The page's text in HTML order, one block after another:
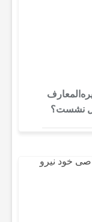
نشست؟